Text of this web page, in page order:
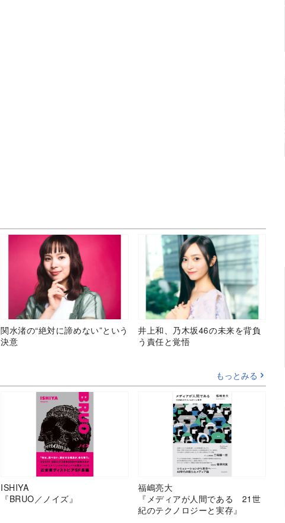
関水渚の“絶対に諦めない”という
決意
井上和、乃木坂46の未来を背負
う責任と覚悟
もっとみる
ISHIYA
『BRUO／ノイズ』
福嶋亮大
『メディアが人間である 21世
紀のテクノロジーと実存』